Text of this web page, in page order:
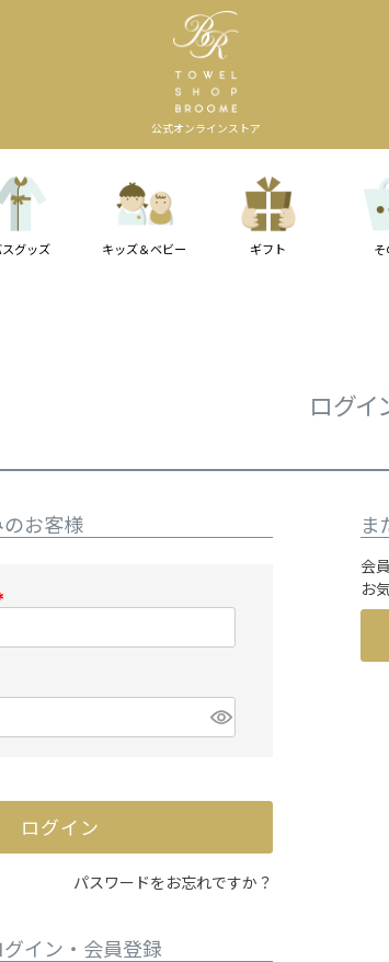
公式オンラインストア
スグッズ キッズ＆ベビー ギフト そ
ログイ
お客様
ログイン
パスワードをお忘れですか？
イン・会員登録
ま
会
お